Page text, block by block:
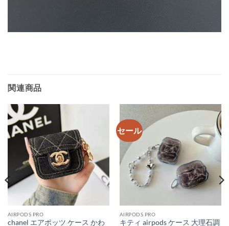
関連商品
AIRPODS PRO
chanel エアポッツ ケース かわ
セール
AIRPODS PRO
キティ airpods ケース 大理石調